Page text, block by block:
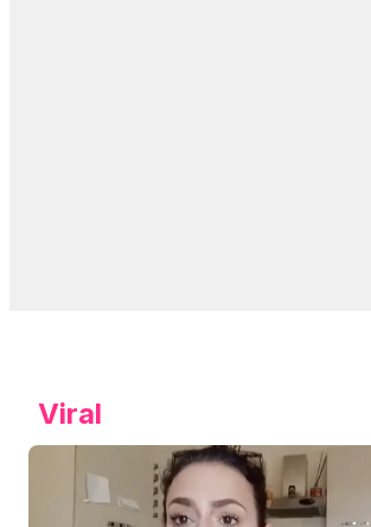
Viral